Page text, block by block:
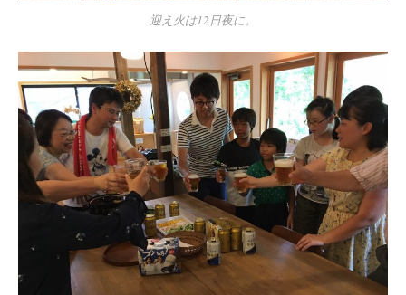
迎え火は12日夜に。